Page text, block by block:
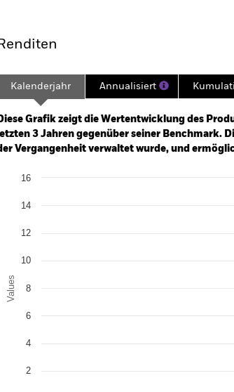
2022-08-31 00:00:00 to 2026-07-31 00:00:00.
0 to 45.
Kalenderjahr Annualisiert
Diese Grafik zeigt die Wertentwicklung des
letzten 3 Jahren gegenüber seiner Benchmark.
Vergangenheit verwaltet wurde, und
Chart
Bar chart with 2 data series.
The chart has 1 Y axis displaying Values. Range: 0
Values
2
4
6
8
10
12
14
16